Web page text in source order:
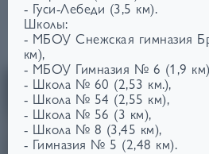
закрыто от посторонних и
круглосуточным
Читать
- Гуси-Лебеди (3,5 км).
Школы:
- МБОУ Снежская гимназия
км),
- МБОУ Гимназия № 6 (1,9
- Школа № 60 (2,53 км.),
- Школа № 54 (2,55 км),
- Школа № 56 (3 км),
- Школа № 8 (3,45 км),
- Гимназия № 5 (2,48 км).